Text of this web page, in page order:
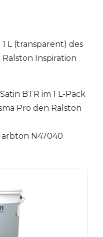
L (transparent) des
Inspiration
BTR im 1 L-Pack
Pro den Ralston
N47040